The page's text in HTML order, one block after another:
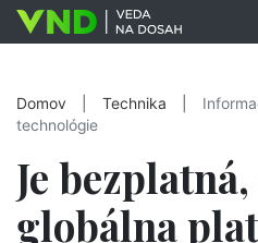
Domov Technika
technológie
Je
globálna